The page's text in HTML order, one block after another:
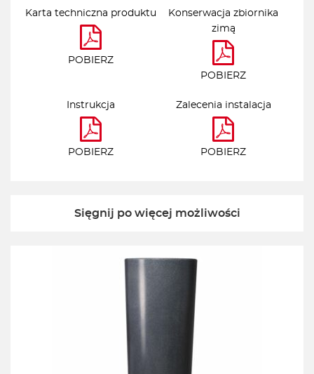
Karta techniczna produktu
POBIERZ
Konserwacja zbiornika
zimą
POBIERZ
Instrukcja
POBIERZ
Zalecenia instalacja
POBIERZ
Sięgnij po więcej możliwości